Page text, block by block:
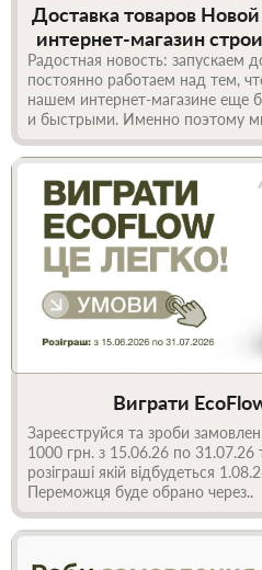
Доставка товаров
интернет-магазин
Радостная новость: запускаем
постоянно работаем над тем,
нашем интернет-магазине еще
и быстрыми. Именно поэтому
Виграти
Зареєструйся та зроби
1000 грн. з 15.06.26 по 31.07.26
розіграші якій відбудеться
Переможця буде обрано через..